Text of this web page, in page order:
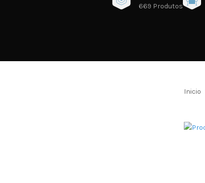
669 Produtos
Inicio